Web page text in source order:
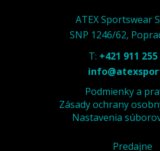
ATEX Sportswear
SNP 1246/62,
T: +421 911
Podmienky a
Zásady ochrany
Nastavenia
Predajne